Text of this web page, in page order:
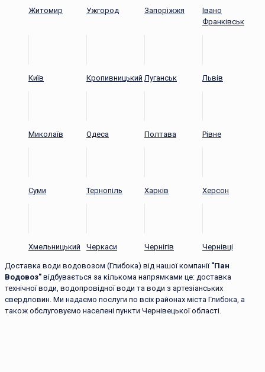
Житомир Ужгород Запоріжжя
Івано
Франківськ
Київ Кропивницький Луганськ Львів
Миколаїв Одеса Полтава Рівне
Суми Тернопіль Харків Херсон
Хмельницький Черкаси Чернігів Чернівці
Доставка води водовозом (Глибока) від нашої компанії "Пан
Водовоз" відбувається за кількома напрямками це: доставка
технічної води, водопровідної води та води з артезіанських
свердловин. Ми надаємо послуги по всіх районах міста Глибока, а
також обслуговуємо населені пункти Чернівецької області.